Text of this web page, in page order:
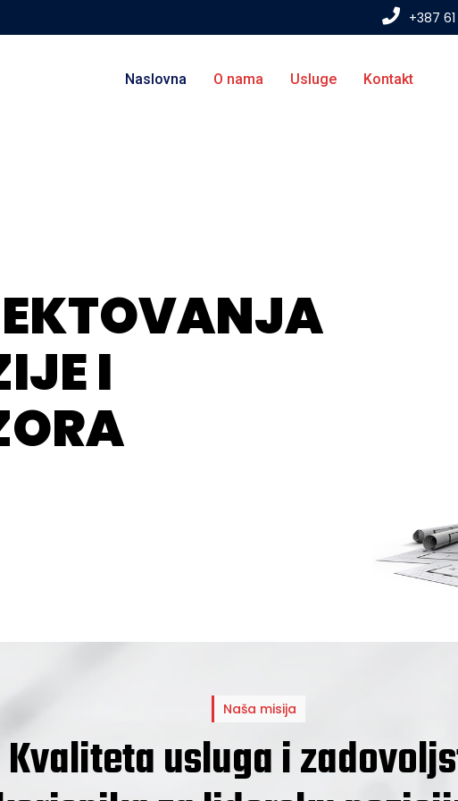
+387
Naslovna O nama Usluge Kontakt
EKTOVANJA
IJEI
ORA
Naša misija
Kvaliteta usluga i